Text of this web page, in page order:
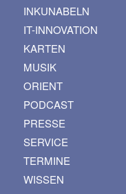
INKUNABELN
IT-INNOVATION
KARTEN
MUSIK
ORIENT
PODCAST
PRESSE
SERVICE
TERMINE
WISSEN